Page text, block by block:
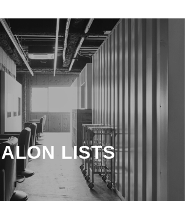
LISTS